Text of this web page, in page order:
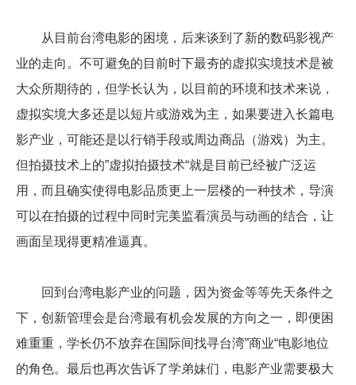
从目前台湾电影的困境，后来谈到了新的数码影视产
业的走向。不可避免的目前时下最夯的虚拟实境技术是被
大众所期待的，但学长认为，以目前的环境和技术来说，
虚拟实境大多还是以短片或游戏为主，如果要进入长篇电
影产业，可能还是以行销手段或周边商品（游戏）为主。
但拍摄技术上的”虚拟拍摄技术“就是目前已经被广泛运
用，而且确实使得电影品质更上一层楼的一种技术，导演
可以在拍摄的过程中同时完美监看演员与动画的结合，让
画面呈现得更精准逼真。
回到台湾电影产业的问题，因为资金等等先天条件之
下，创新管理会是台湾最有机会发展的方向之一，即便困
难重重，学长仍不放弃在国际间找寻台湾”商业“电影地位
的角色。最后也再次告诉了学弟妹们，电影产业需要极大